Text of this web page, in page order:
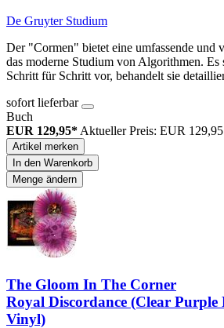
De Gruyter Studium
Der "Cormen" bietet eine umfassende und
das moderne Studium von Algorithmen.
Schritt für Schritt vor, behandelt sie
sofort lieferbar
Buch
EUR 129,95* Aktueller Preis: EUR 129,95
Artikel merken
In den Warenkorb
Menge ändern
The Gloom In The Corner
Royal Discordance (Clear Purple
Vinyl)